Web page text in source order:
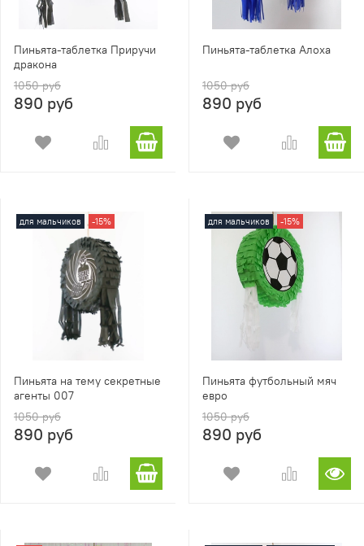
Пиньята-таблетка Приручи
дракона
1050 руб
890 руб
Пиньята-таблетка Алоха
1050 руб
890 руб
для мальчиков -15%
Пиньята на тему секретные
агенты 007
1050 руб
890 руб
для мальчиков -15%
Пиньята футбольный мяч
евро
1050 руб
890 руб